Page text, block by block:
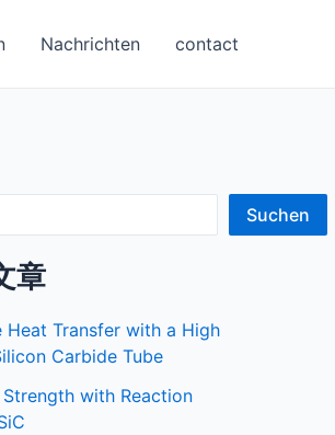
Nachrichten contact
Suchen
章
Heat Transfer with a High
Carbide Tube
with Reaction